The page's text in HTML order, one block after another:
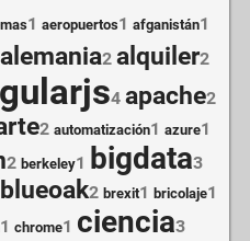
1 aeropuertos1 afganistán1
alemania2 alquiler2
4 apache2
2 automatización1 azure1
2 berkeley1 bigdata3
blueoak2 brexit1 bricolaje1
1 chrome1 ciencia3